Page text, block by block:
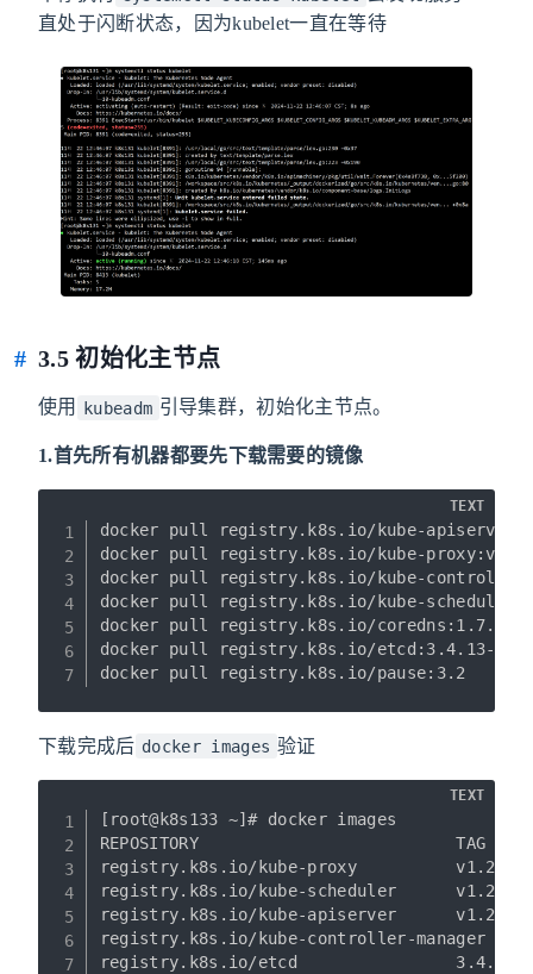
直处于闪断状态，因为kubelet一直在等待
3.5 初始化主节点
使用 kubeadm 引导集群，初始化主节点。
1.首先所有机器都要先下载需要的镜像
docker pull registry.k8s.io/kube-
docker pull registry.k8s.io/kube-
docker pull registry.k8s.io/kube-controller-
docker pull registry.k8s.io/kube-
docker pull registry.k8s.io/coredns:1.7.0
docker pull registry.k8s.io/etcd:3.4.13-0
docker pull registry.k8s.io/pause:3.2
TEXT
下载完成后 docker images 验证
[root@k8s133 ~]# docker images
REPOSITORY                          TAG
registry.k8s.io/kube-proxy          v1.20.9
registry.k8s.io/kube-scheduler      v1.20.9
registry.k8s.io/kube-apiserver      v1.20.9
registry.k8s.io/kube-controller-manager
registry.k8s.io/etcd                3.4.13-0
TEXT